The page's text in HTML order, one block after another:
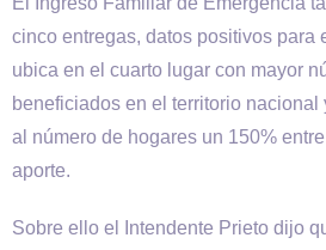
cinco entregas, datos positivos para
ubica en el cuarto lugar con mayor
beneficiados en el territorio nacional
al número de hogares un 150%
aporte.
Sobre ello el Intendente Prieto dijo